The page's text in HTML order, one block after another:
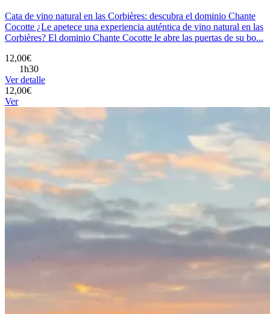
Cata de vino natural en las Corbières: descubra el dominio Chante
Cocotte ¿Le apetece una experiencia auténtica de vino natural en las
Corbières? El dominio Chante Cocotte le abre las puertas de su bo...
12,00€
1h30
Ver detalle
12,00€
Ver